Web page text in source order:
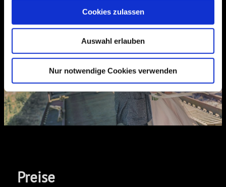
Cookies zulassen
Auswahl erlauben
Nur notwendige Cookies verwenden
Preise